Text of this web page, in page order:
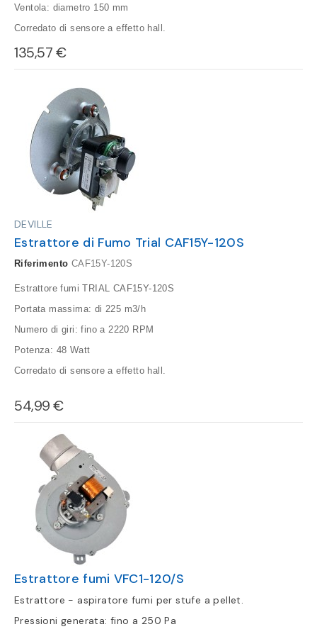
Ventola: diametro 150 mm
Corredato di sensore a effetto hall.
135,57 €
DEVILLE
Estrattore di Fumo Trial CAF15Y-120S
Riferimento CAF15Y-120S
Estrattore fumi TRIAL CAF15Y-120S
Portata massima: di 225 m3/h
Numero di giri: fino a 2220 RPM
Potenza: 48 Watt
Corredato di sensore a effetto hall.
54,99 €
Estrattore fumi VFC1-120/S
Estrattore - aspiratore fumi per stufe a pellet.
Pressioni generata: fino a 250 Pa